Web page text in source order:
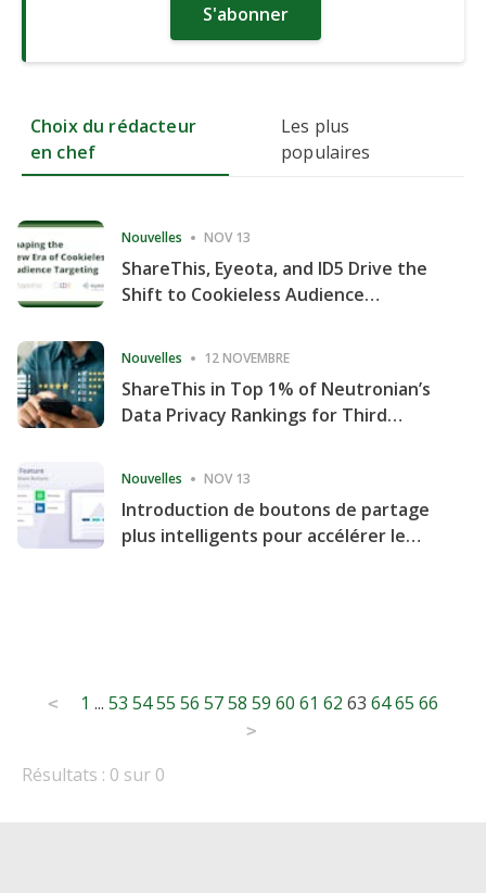
S'abonner
Choix du rédacteur
en chef
Les plus
populaires
Nouvelles NOV 13
ShareThis, Eyeota, and ID5 Drive the
Shift to Cookieless Audience
Nouvelles 12 NOVEMBRE
ShareThis in Top 1% of Neutronian’s
Data Privacy Rankings for Third
Nouvelles NOV 13
Introduction de boutons de partage
plus intelligents pour accélérer le
Posts
< 1 ... 53 5455 56 5758 59 60 61 62 63 6465 66
>
Résultats : 0 sur 0